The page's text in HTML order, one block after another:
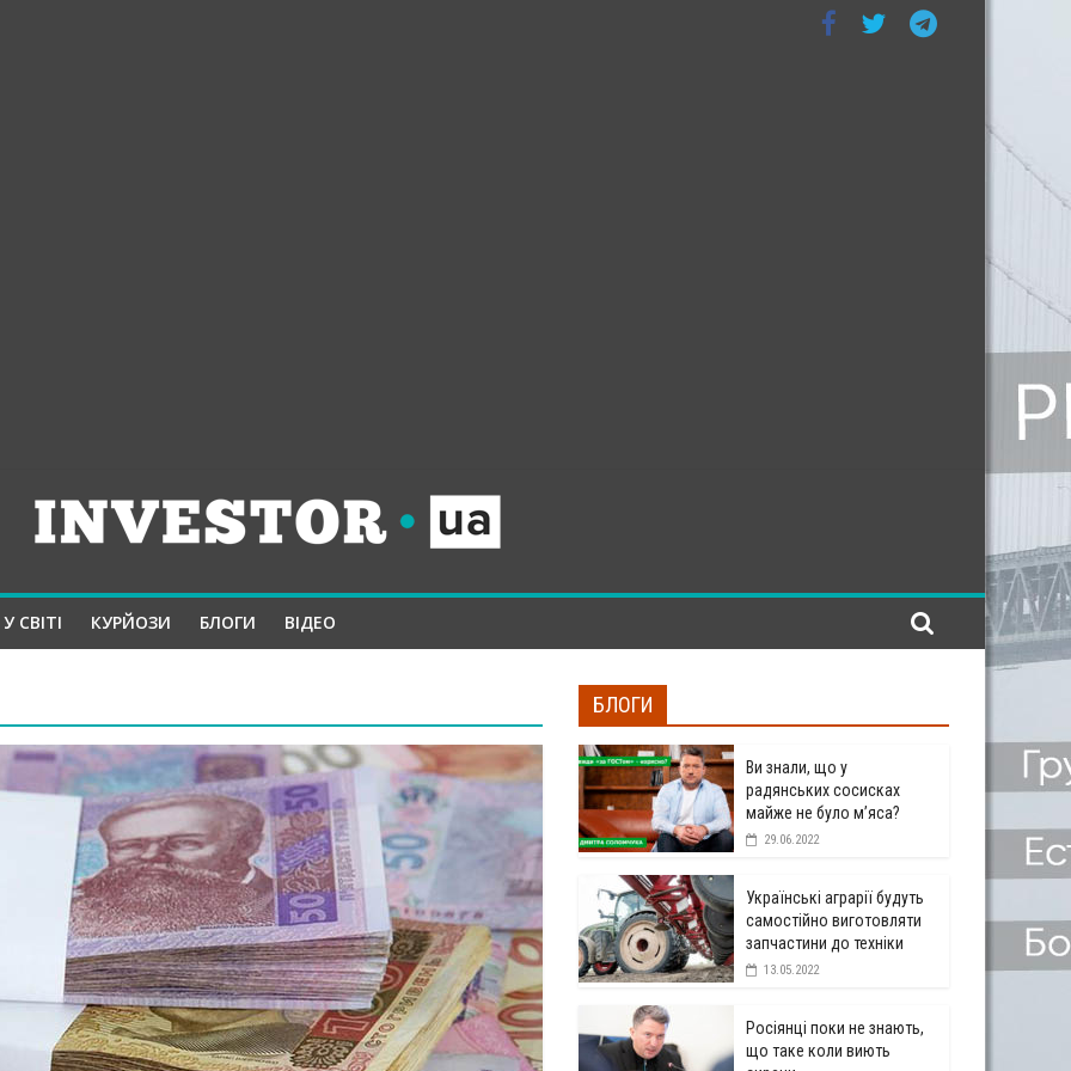
У СВІТІ КУРЙОЗИ БЛОГИ ВІДЕО
БЛОГИ
Ви знали, що у
радянських сосисках
майже не було м’яса?
29.06.2022
Українські аграрії будуть
самостійно виготовляти
запчастини до техніки
13.05.2022
Росіянці поки не знають,
що таке коли виють